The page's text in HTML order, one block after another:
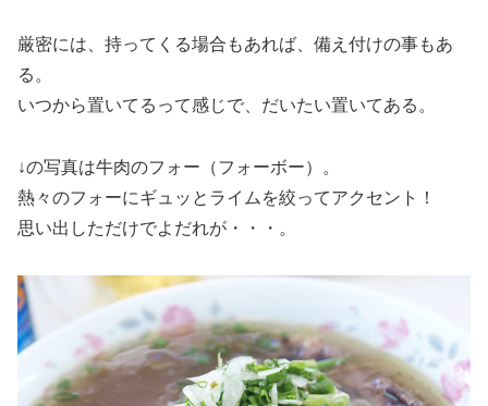
厳密には、持ってくる場合もあれば、備え付けの事もあ
る。
いつから置いてるって感じで、だいたい置いてある。
↓の写真は牛肉のフォー（フォーボー）。
熱々のフォーにギュッとライムを絞ってアクセント！
思い出しただけでよだれが・・・。